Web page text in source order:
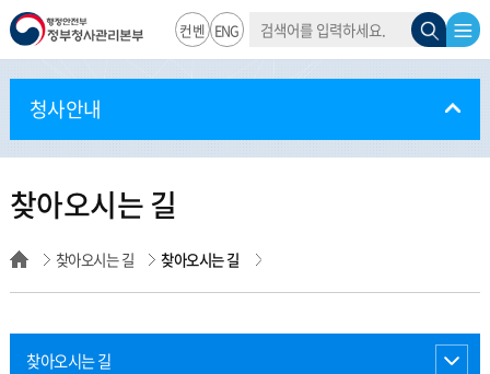
행정안전부
정부청사관
리본부
컨벤
션
ENG
검
색
색
검
색
전
체
열
청사안내
찾아오시는 길
찾아오시는 길 찾아오시는 길
찾아오시는 길